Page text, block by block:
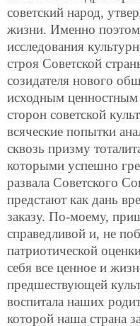
советский народ,
жизни. Именно
исследования
строя Советской
созидателя нового
исходным ценностным
сторон советской
всяческие попытки
сквозь призму
которыми успешно
развала Советского
предстают как дань
заказу. По-моему,
справедливой и, не
патриотической
себя все ценное и
предшествующей
воспитала наших
которой наша страна